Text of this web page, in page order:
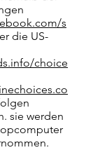
s
die US-
choice
sie werden